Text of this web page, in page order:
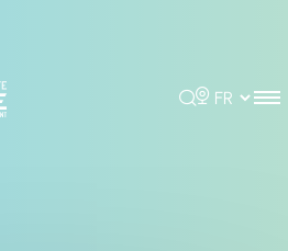
Rechercher
Choisir la